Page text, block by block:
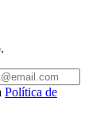
Política de